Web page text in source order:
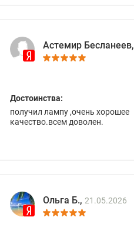
Астемир Бесланеев,
Достоинства:
получил лампу ,очень хорошее
качество.всем доволен.
Ольга Б., 21.05.2026